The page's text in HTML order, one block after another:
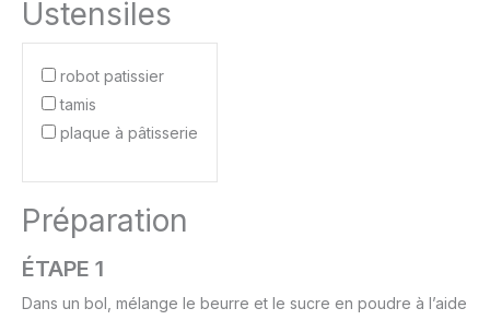
Ustensiles
robot patissier
tamis
plaque à pâtisserie
Préparation
ÉTAPE 1
Dans un bol, mélange le beurre et le sucre en poudre à l’aide